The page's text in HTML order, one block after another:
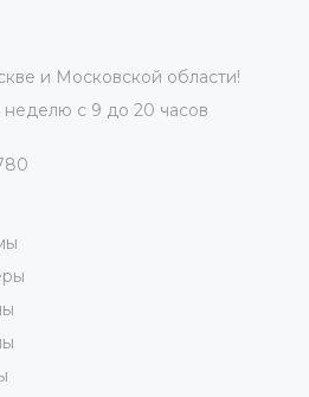
и Московской области!
с 9 до 20 часов